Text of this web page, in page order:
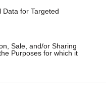
for Targeted
Sale, and/or Sharing
Purposes for which it